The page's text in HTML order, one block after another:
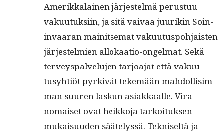
Amerikkalainen jär­jestelmä perus­tuu
vaku­u­tuk­si­in, ja sitä vaivaa juurikin Soin­
in­vaaran mainit­se­mat vaku­u­tus­po­h­jais­ten
jär­jestelmien allokaa­tio-ongel­mat. Sekä
ter­veyspalvelu­jen tar­joa­jat että vaku­u­
tusy­htiöt pyrkivät tekemään mah­dol­lisim­
man suuren laskun asi­akkaalle. Vira­
nomaiset ovat heikko­ja tarkoituk­sen­
mukaisu­u­den säätelyssä. Tekniseltä ja